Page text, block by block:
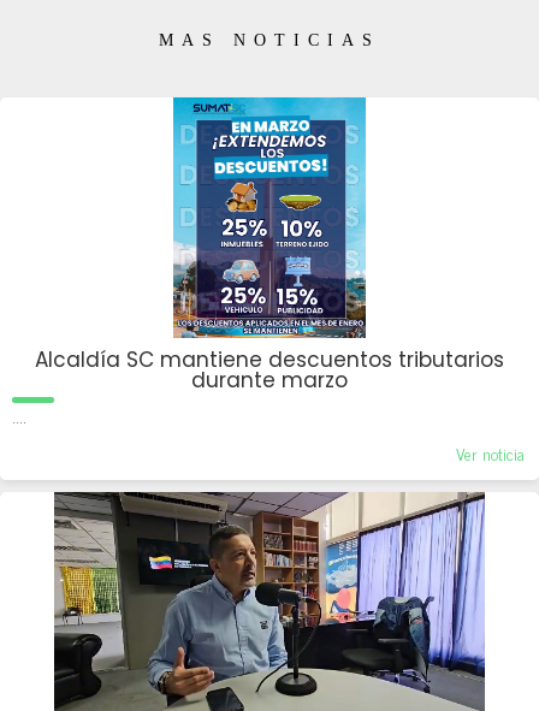
MAS NOTICIAS
Alcaldía SC mantiene descuentos tributarios
durante marzo
Ver noticia